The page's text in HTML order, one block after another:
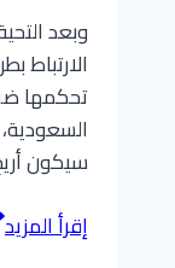
وبعد
تحكمها
سيكون
إقرأ المزيد